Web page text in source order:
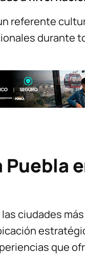
referente
durante
ciudades más
que